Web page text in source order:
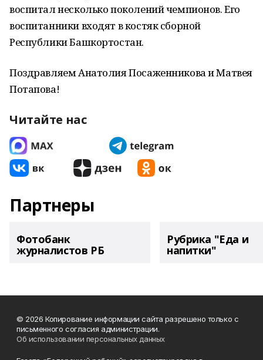
воспитал несколько поколений чемпионов. Его
воспитанники входят в костяк сборной
Республики Башкортостан.
Поздравляем Анатолия Посаженникова и Матвея
Потапова!
Читайте нас
Партнеры
Фотобанк
журналистов РБ
Рубрика "Еда и
напитки"
© 2026 Копирование информации сайта разрешено только с
письменного согласия администрации.
Об использовании персональных данных